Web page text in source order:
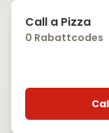
Call a Pizza
0 Rabattcodes